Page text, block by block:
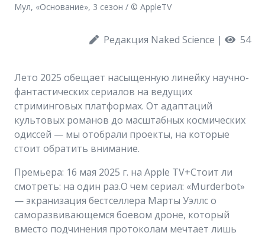
Мул, «Основание», 3 сезон / © AppleTV
Редакция Naked Science | 54
Лето 2025 обещает насыщенную линейку научно-
фантастических сериалов на ведущих
стриминговых платформах. От адаптаций
культовых романов до масштабных космических
одиссей — мы отобрали проекты, на которые
стоит обратить внимание.
Премьера: 16 мая 2025 г. на Apple TV+Стоит ли
смотреть: на один раз.О чем сериал: «Murderbot»
— экранизация бестселлера Марты Уэллс о
саморазвивающемся боевом дроне, который
вместо подчинения протоколам мечтает лишь